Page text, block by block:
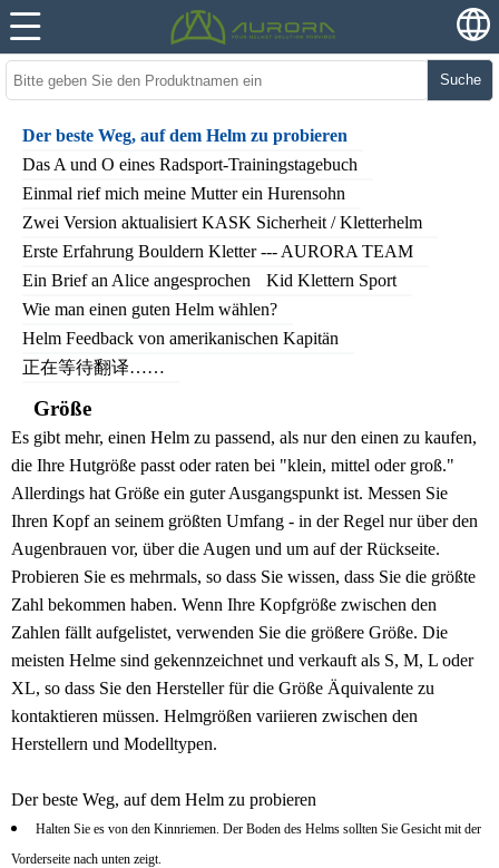
Suche
Der beste Weg, auf dem Helm zu probieren
Das A und O eines Radsport-Trainingstagebuch
Einmal rief mich meine Mutter ein Hurensohn
Zwei Version aktualisiert KASK Sicherheit / Kletterhelm
Erste Erfahrung Bouldern Kletter --- AURORA TEAM
Ein Brief an Alice angesprochen
Kid Klettern Sport
Wie man einen guten Helm wählen?
Helm Feedback von amerikanischen Kapitän
正在等待翻译……
Größe
Es gibt mehr, einen Helm zu passend, als nur den einen zu kaufen,
die Ihre Hutgröße passt oder raten bei "klein, mittel oder groß."
Allerdings hat Größe ein guter Ausgangspunkt ist. Messen Sie
Ihren Kopf an seinem größten Umfang - in der Regel nur über den
Augenbrauen vor, über die Augen und um auf der Rückseite.
Probieren Sie es mehrmals, so dass Sie wissen, dass Sie die größte
Zahl bekommen haben. Wenn Ihre Kopfgröße zwischen den
Zahlen fällt aufgelistet, verwenden Sie die größere Größe. Die
meisten Helme sind gekennzeichnet und verkauft als S, M, L oder
XL, so dass Sie den Hersteller für die Größe Äquivalente zu
kontaktieren müssen. Helmgrößen variieren zwischen den
Herstellern und Modelltypen.
Der beste Weg, auf dem Helm zu probieren
Halten Sie es von den Kinnriemen. Der Boden des Helms sollten Sie Gesicht mit der
Vorderseite nach unten zeigt.